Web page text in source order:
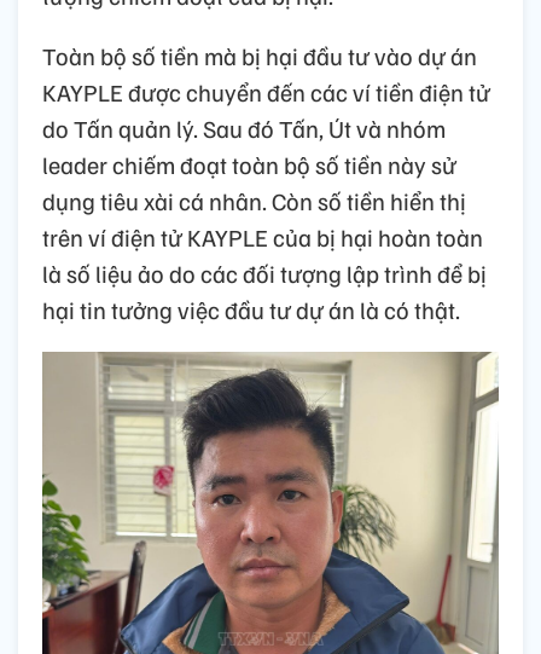
Toàn bộ số tiền mà bị hại đầu tư vào dự án
KAYPLE được chuyển đến các ví tiền điện tử
do Tấn quản lý. Sau đó Tấn, Út và nhóm
leader chiếm đoạt toàn bộ số tiền này sử
dụng tiêu xài cá nhân. Còn số tiền hiển thị
trên ví điện tử KAYPLE của bị hại hoàn toàn
là số liệu ảo do các đối tượng lập trình để bị
hại tin tưởng việc đầu tư dự án là có thật.